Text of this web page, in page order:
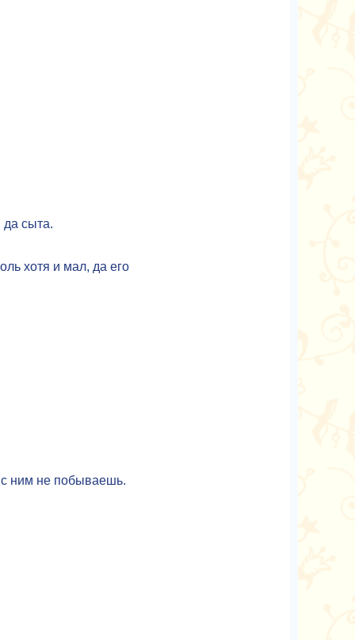
да сыта.
хотя и мал, да его
с ним не побываешь.